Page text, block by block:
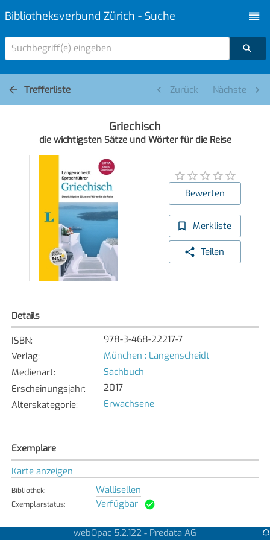
Bibliotheksverbund Zürich - Suche
Suchbegriff(e) eingeben
Trefferliste Zurück Nächste
Griechisch
die wichtigsten Sätze und Wörter für die Reise
Bewerten
Merkliste
Teilen
Details
ISBN:
978-3-468-22217-7
Verlag:
München : Langenscheidt
Medienart:
Sachbuch
Erscheinungsjahr:
2017
Alterskategorie: Erwachsene
Exemplare
Karte anzeigen
Bibliothek: Wallisellen
Exemplarstatus: Verfügbar
webOpac 5.2.122 - Predata AG